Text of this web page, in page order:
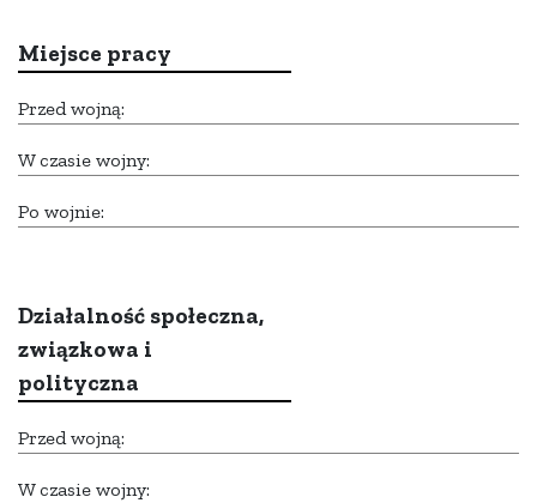
Miejsce pracy
Przed wojną:
W czasie wojny:
Po wojnie:
Działalność społeczna,
związkowa i
polityczna
Przed wojną:
W czasie wojny: